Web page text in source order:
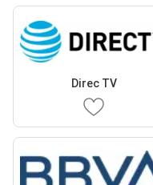
Direc TV